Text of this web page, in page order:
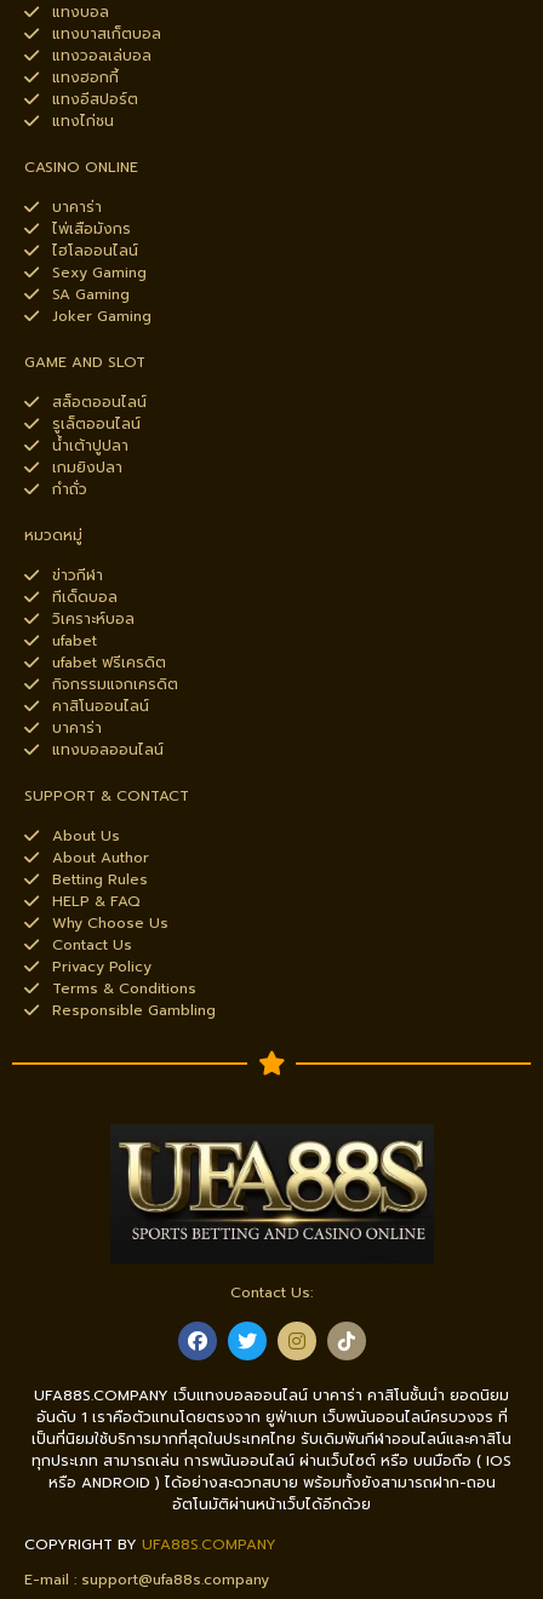
แทงบอล
แทงบาสเก็ตบอล
แทงวอลเล่บอล
แทงฮอกกี้
แทงอีสปอร์ต
แทงไก่ชน
CASINO ONLINE
บาคาร่า
ไพ่เสือมังกร
ไฮโลออนไลน์
Sexy Gaming
SA Gaming
Joker Gaming
GAME AND SLOT
สล็อตออนไลน์
รูเล็ตออนไลน์
น้ำเต้าปูปลา
เกมยิงปลา
กำถั่ว
หมวดหมู่
ข่าวกีฬา
ทีเด็ดบอล
วิเคราะห์บอล
ufabet
ufabet ฟรีเครดิต
กิจกรรมแจกเครดิต
คาสิโนออนไลน์
บาคาร่า
แทงบอลออนไลน์
SUPPORT & CONTACT
About Us
About Author
Betting Rules
HELP & FAQ
Why Choose Us
Contact Us
Privacy Policy
Terms & Conditions
Responsible Gambling
Contact Us:
UFA88S.COMPANY เว็บแทงบอลออนไลน์ บาคาร่า คาสิโนชั้นนำ ยอดนิยม
อันดับ 1 เราคือตัวแทนโดยตรงจาก ยูฟ่าเบท เว็บพนันออนไลน์ครบวงจร ที่
เป็นที่นิยมใช้บริการมากที่สุดในประเทศไทย รับเดิมพันกีฬาออนไลน์และคาสิโน
ทุกประเภท สามารถเล่น การพนันออนไลน์ ผ่านเว็บไซต์ หรือ บนมือถือ ( IOS
หรือ ANDROID ) ได้อย่างสะดวกสบาย พร้อมทั้งยังสามารถฝาก-ถอน
อัตโนมัติผ่านหน้าเว็บได้อีกด้วย
COPYRIGHT BY UFA88S.COMPANY
E-mail : support@ufa88s.company